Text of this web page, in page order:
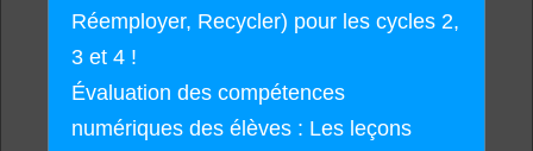
Réemployer, Recycler) pour les cycles 2,
3 et 4 !
Évaluation des compétences
numériques des élèves : Les leçons